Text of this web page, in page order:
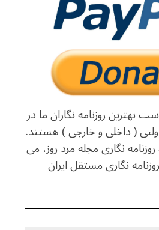
بهترین روزنامه نگاران ما در
( داخلی و خارجی ) هستند.
نگاری مجله مرد روز، می
نگاری مستقل ایران